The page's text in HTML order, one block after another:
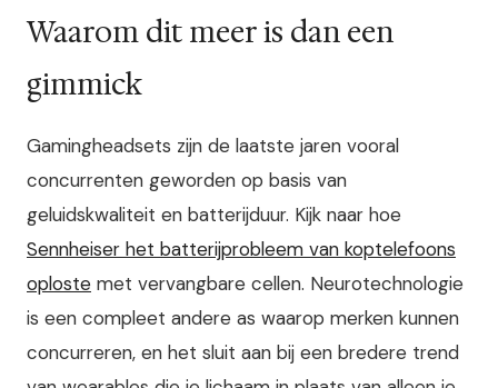
Waarom dit meer is dan een
gimmick
Gamingheadsets zijn de laatste jaren vooral
concurrenten geworden op basis van
geluidskwaliteit en batterijduur. Kijk naar hoe
Sennheiser het batterijprobleem van koptelefoons
oploste met vervangbare cellen. Neurotechnologie
is een compleet andere as waarop merken kunnen
concurreren, en het sluit aan bij een bredere trend